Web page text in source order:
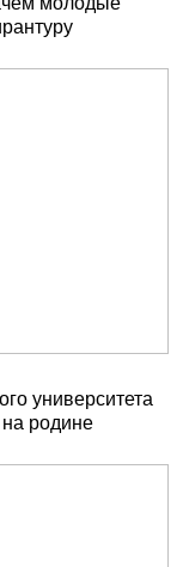
университета
на родине